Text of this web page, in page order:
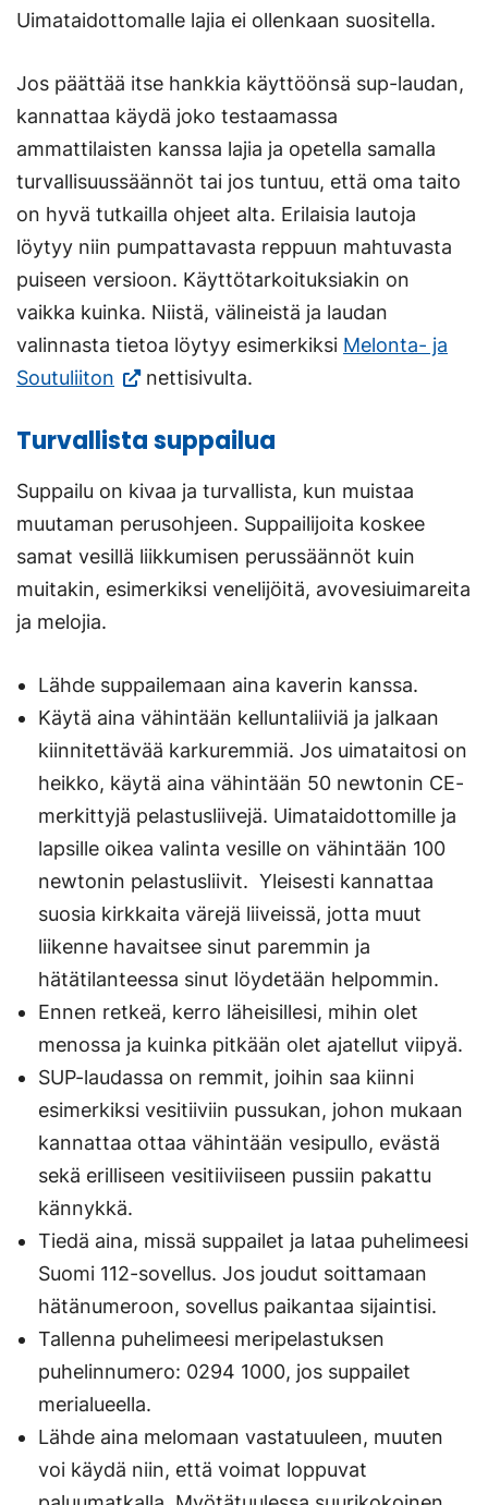
Uimataidottomalle lajia ei ollenkaan suositella.
Jos päättää itse hankkia käyttöönsä sup-laudan,
kannattaa käydä joko testaamassa
ammattilaisten kanssa lajia ja opetella samalla
turvallisuussäännöt tai jos tuntuu, että oma taito
on hyvä tutkailla ohjeet alta. Erilaisia lautoja
löytyy niin pumpattavasta reppuun mahtuvasta
puiseen versioon. Käyttötarkoituksiakin on
vaikka kuinka. Niistä, välineistä ja laudan
valinnasta tietoa löytyy esimerkiksi Melonta- ja
Soutuliiton (Vieraile
sivustolla.
avautuu
uuteen
välilehteen.)
nettisivulta.
Turvallista suppailua
Suppailu on kivaa ja turvallista, kun muistaa
muutaman perusohjeen. Suppailijoita koskee
samat vesillä liikkumisen perussäännöt kuin
muitakin, esimerkiksi venelijöitä, avovesiuimareita
ja melojia.
Lähde suppailemaan aina kaverin kanssa.
Käytä aina vähintään kelluntaliiviä ja jalkaan
kiinnitettävää karkuremmiä. Jos uimataitosi on
heikko, käytä aina vähintään 50 newtonin CE-
merkittyjä pelastusliivejä. Uimataidottomille ja
lapsille oikea valinta vesille on vähintään 100
newtonin pelastusliivit. Yleisesti kannattaa
suosia kirkkaita värejä liiveissä, jotta muut
liikenne havaitsee sinut paremmin ja
hätätilanteessa sinut löydetään helpommin.
Ennen retkeä, kerro läheisillesi, mihin olet
menossa ja kuinka pitkään olet ajatellut viipyä.
SUP-laudassa on remmit, joihin saa kiinni
esimerkiksi vesitiiviin pussukan, johon mukaan
kannattaa ottaa vähintään vesipullo, evästä
sekä erilliseen vesitiiviiseen pussiin pakattu
kännykkä.
Tiedä aina, missä suppailet ja lataa puhelimeesi
Suomi 112-sovellus. Jos joudut soittamaan
hätänumeroon, sovellus paikantaa sijaintisi.
Tallenna puhelimeesi meripelastuksen
puhelinnumero: 0294 1000, jos suppailet
merialueella.
Lähde aina melomaan vastatuuleen, muuten
voi käydä niin, että voimat loppuvat